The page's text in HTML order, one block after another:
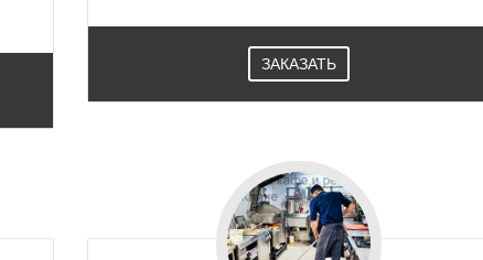
Красногорск
Ликино-Дулево Лобня
Рузф
Солнечногорск
ЗАКАЗАТЬ